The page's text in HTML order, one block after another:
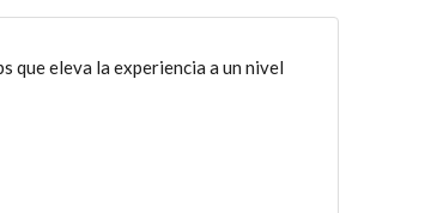
que eleva la experiencia a un nivel